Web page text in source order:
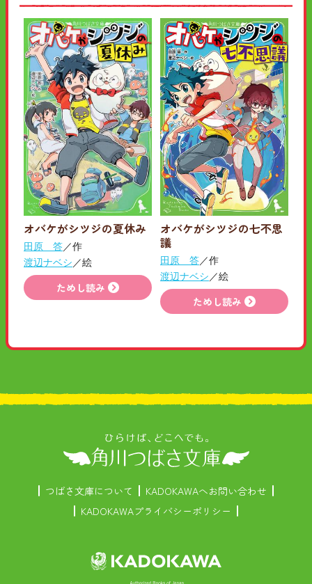
オバケがシツジの夏休み
田原 答／作
渡辺ナベシ ／絵
ためし読み
オバケがシツジの七不思
議
田原 答／作
渡辺ナベシ ／絵
ためし読み
つばさ文庫について
KADOKAWAへお問い合わせ
KADOKAWAプライバシーポリシー